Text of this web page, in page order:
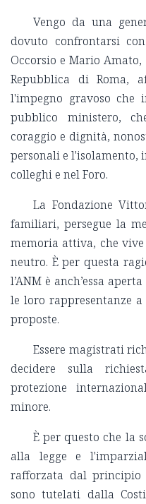
Vengo da una
dovuto confrontarsi
Occorsio e Mario
Repubblica di Roma,
l'impegno gravoso che
pubblico ministero,
coraggio e dignità,
personali e
colleghi e nel Foro.
La Fondazione
familiari, persegue la
memoria attiva, che
neutro. È per questa
l’ANM è anch’essa
le loro rappresentanze
proposte.
Essere magistrati
decidere sulla
protezione
minore.
È per questo che la
alla legge e
rafforzata dal principio
sono tutelati dalla